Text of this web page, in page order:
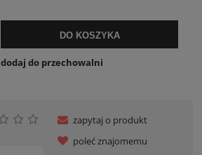
DO KOSZYKA
dodaj do przechowalni
zapytaj o produkt
poleć znajomemu